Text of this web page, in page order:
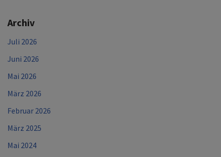
Archiv
Juli 2026
Juni 2026
Mai 2026
März 2026
Februar 2026
März 2025
Mai 2024